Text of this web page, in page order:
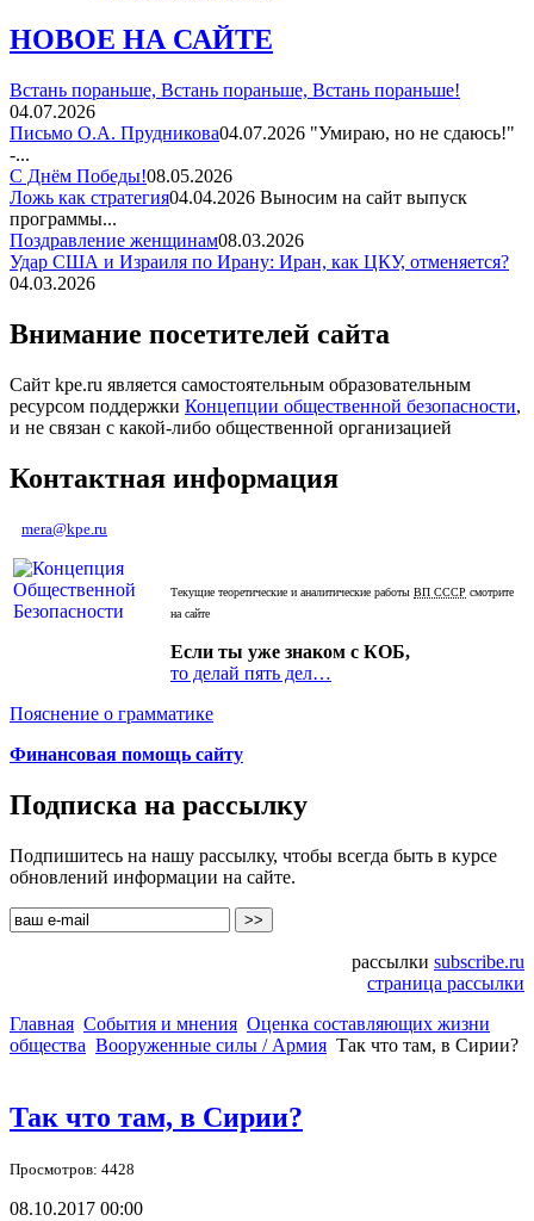
НОВОЕ НА САЙТЕ
Встань пораньше, Встань пораньше, Встань пораньше!
04.07.2026
Письмо О.А. Прудникова04.07.2026 "Умираю, но не сдаюсь!"
-...
С Днём Победы!08.05.2026
Ложь как стратегия04.04.2026 Выносим на сайт выпуск
программы...
Поздравление женщинам08.03.2026
Удар США и Израиля по Ирану: Иран, как ЦКУ, отменяется?
04.03.2026
Внимание посетителей сайта
Сайт kpe.ru является самостоятельным образовательным
ресурсом поддержки Концепции общественной безопасности,
и не связан с какой-либо общественной организацией
Контактная информация
mera@kpe.ru
Текущие теоретические и аналитические работы ВП СССР смотрите
на сайте
Если ты уже знаком с КОБ,
то делай пять дел…
Пояснение о грамматике
Финансовая помощь сайту
Подписка на рассылку
Подпишитесь на нашу рассылку, чтобы всегда быть в курсе
обновлений информации на сайте.
рассылки subscribe.ru
страница рассылки
Главная События и мнения Оценка составляющих жизни
общества Вооруженные силы / Армия Так что там, в Сирии?
Так что там, в Сирии?
Просмотров: 4428
08.10.2017 00:00